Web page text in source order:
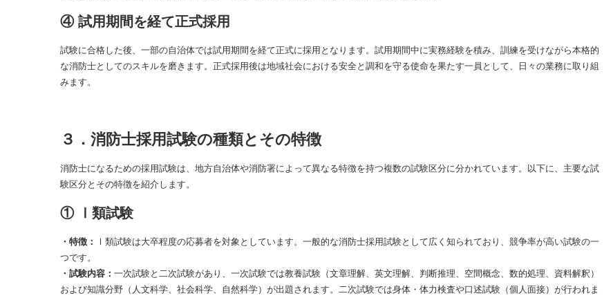
④ 試用期間を経て正式採用
試験に合格した後、一部の自治体では試用期間を経て正式に採用となります。試用期間中に実務経験を積み、訓練を受けながら本格的
な消防士としてのスキルを磨きます。正式採用後は地域社会における安全と調和を守る使命を果たす一員として、日々の業務に取り組
みます。
３．消防士採用試験の種類とその特徴
消防士になるための採用試験は、地方自治体や消防署によって異なる特徴を持つ複数の試験区分に分かれています。以下に、主要な試
験区分とその特徴を紹介します。
① Ⅰ類試験
・特徴：
Ⅰ類試験は大卒程度の応募者を対象としています。一般的な消防士採用試験として広く知られており、競争率が高い試験の一
つです。
・試験内容： 一次試験と二次試験があり、一次試験では教養試験（文章理解、英文理解、判断推理、空間概念、数的処理、資料解釈）
および知識分野（人文科学、社会科学、自然科学）が出題されます。二次試験では身体・体力検査や口述試験（個人面接）が行われま